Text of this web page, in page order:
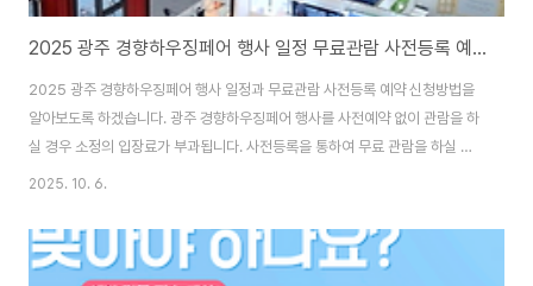
2025 광주 경향하우징페어 행사 일정 무료관람 사전등록 예약 신청
2025 광주 경향하우징페어 행사 일정과 무료관람 사전등록 예약 신청방법을
알아보도록 하겠습니다. 광주 경향하우징페어 행사를 사전예약 없이 관람을 하
실 경우 소정의 입장료가 부과됩니다. 사전등록을 통하여 무료 관람을 하실 있
으며 가족이나 친구 초대를 통하여 지인분들도 무료 관람을 하실 수 있습니다.
하우징페어 행사 일정광주 경향아우징페어행사 안내1. 행사 일정2025.11.27
(목) 부터 ~ 11.30 (일) 까지2. 관람 시간오전 10:00 ~ 오후 18:00 / 마지막
2025. 10. 6.